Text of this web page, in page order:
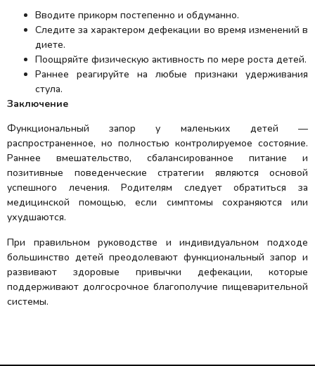
Вводите прикорм постепенно и обдуманно.
Следите за характером дефекации во время изменений в
диете.
Поощряйте физическую активность по мере роста детей.
Раннее реагируйте на любые признаки удерживания
стула.
Заключение
Функциональный запор у маленьких детей —
распространенное, но полностью контролируемое состояние.
Раннее вмешательство, сбалансированное питание и
позитивные поведенческие стратегии являются основой
успешного лечения. Родителям следует обратиться за
медицинской помощью, если симптомы сохраняются или
ухудшаются.
При правильном руководстве и индивидуальном подходе
большинство детей преодолевают функциональный запор и
развивают здоровые привычки дефекации, которые
поддерживают долгосрочное благополучие пищеварительной
системы.